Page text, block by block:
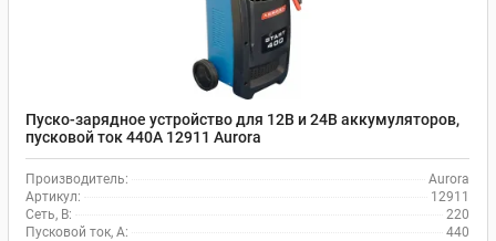
Пуско-зарядное устройство для 12В и 24В аккумуляторов,
пусковой ток 440А 12911 Aurora
Производитель:
Aurora
Артикул:
12911
Сеть, В:
220
Пусковой ток, A:
440